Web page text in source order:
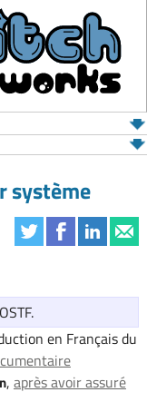
système
en Français du
, après avoir assuré